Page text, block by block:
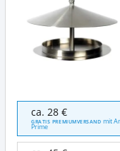
Luxus-
Vogelhaus
11600
Rundes
ca. 28 €
GRATIS PREMIUMVERSAND mit
Prime